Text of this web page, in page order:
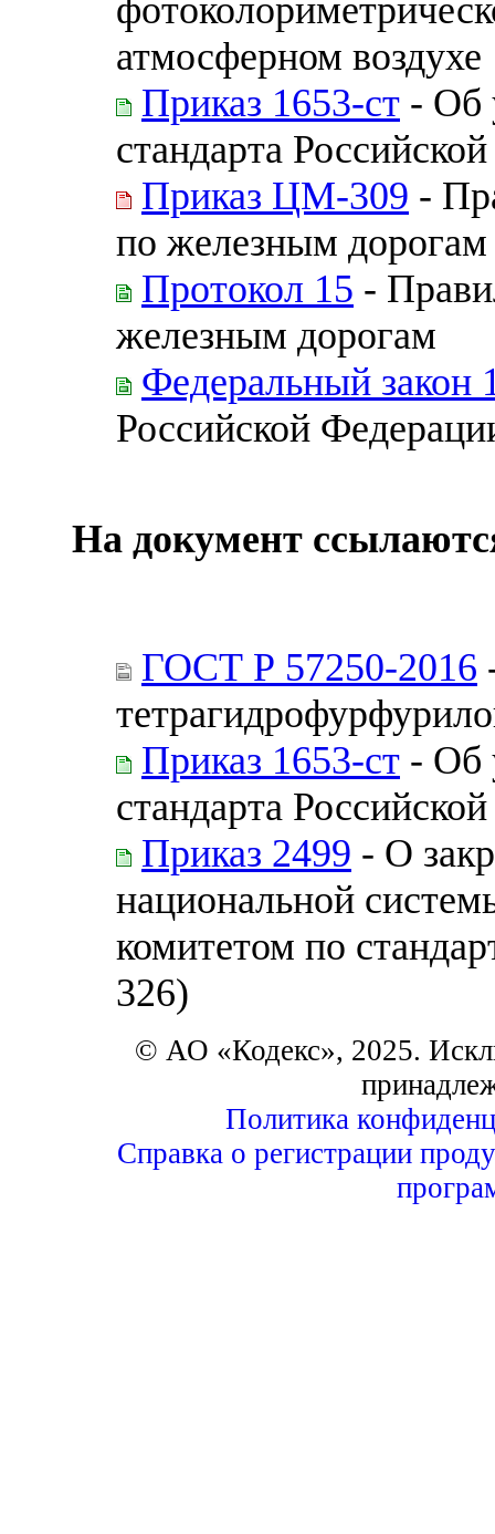
атмосферном воздухе
Приказ 1653-ст - Об
стандарта
Приказ ЦМ-309 -
по железным дорогам
Протокол 15 -
железным дорогам
Федеральный закон
Российской
На документ
ГОСТ Р 57250-2016
Приказ 1653-ст - Об
стандарта
Приказ 2499 - О
национальной
комитетом по
326)
© АО «Кодекс», 2025.
Политика
Справка о регистрации